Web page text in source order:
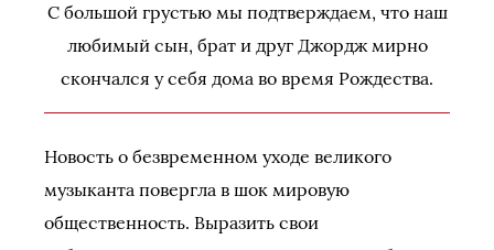
С большой грустью мы подтверждаем, что наш
любимый сын, брат и друг Джордж мирно
скончался у себя дома во время Рождества.
Новость о безвременном уходе великого
музыканта повергла в шок мировую
общественность. Выразить свои